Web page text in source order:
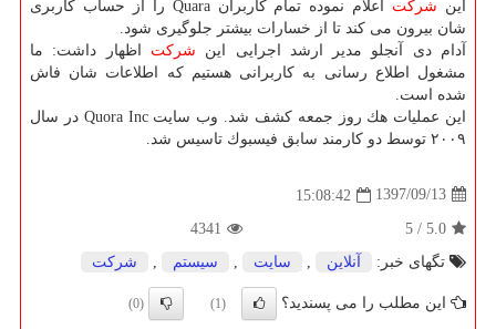
این شركت
اعلام نموده تمام كاربران Quara را از حساب كاربری
شان بیرون می كند تا از خسارات بیشتر جلوگیری شود.
آدام دی آنجلو مدیر ارشد اجرایی این شركت اظهار داشت: ما
مشغول اطلاع رسانی به كاربرانی هستیم كه اطلاعات شان فاش
شده است.
این عملیات هك روز جمعه كشف شد. وب سایت Quora Inc در سال
۲۰۰۹ توسط دو كارمند سابق فیسبوك تاسیس شد.
1397/09/13
15:08:42
5.0
/
5
4341
تگهای خبر:
آنلاین سایت سیستم شركت
این مطلب را می پسندید؟ (1)
(0)